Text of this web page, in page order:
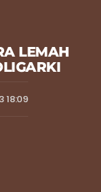
LEMAH
18:09